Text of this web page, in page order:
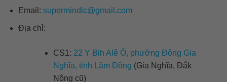
Email: supermindlc@gmail.com
Địa chỉ:
CS1: 22 Y Bih Alê Ô, phường Đông Gia
Nghĩa, tỉnh Lâm Đồng (Gia Nghĩa, Đắk
Nông cũ)